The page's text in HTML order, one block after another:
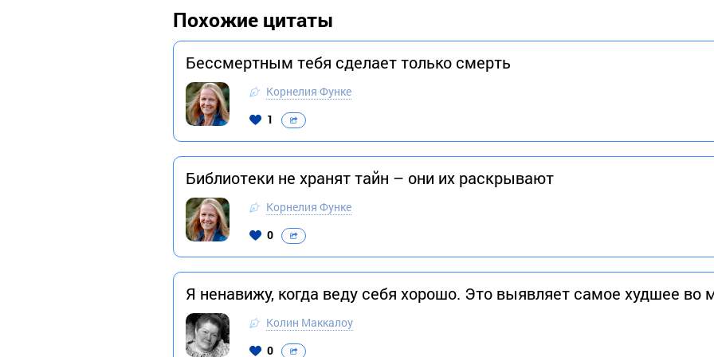
Похожие цитаты
Бессмертным тебя сделает только смерть
Корнелия Функе
1
Библиотеки не хранят тайн – они их раскрывают
Корнелия Функе
0
Я ненавижу, когда веду себя хорошо. Это выявляет самое худшее во
Колин Маккалоу
0